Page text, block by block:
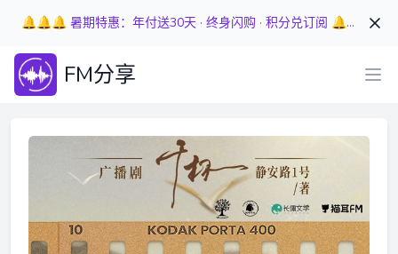
🔔🔔🔔 暑期特惠：年付送30天 · 终身闪购 · 积分兑订阅 🔔🔔🔔
FM分享